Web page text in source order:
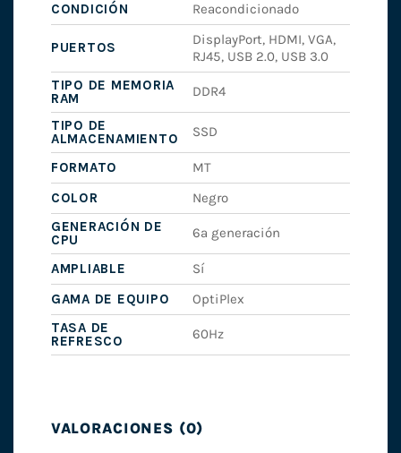
CONDICIÓN
Reacondicionado
PUERTOS
DisplayPort, HDMI, VGA,
RJ45, USB 2.0, USB 3.0
TIPO DE MEMORIA
RAM
DDR4
TIPO DE
ALMACENAMIENTO
SSD
FORMATO
MT
COLOR
Negro
GENERACIÓN DE
CPU
6ª generación
AMPLIABLE
Sí
GAMA DE EQUIPO
OptiPlex
TASA DE
REFRESCO
60Hz
VALORACIONES (0)